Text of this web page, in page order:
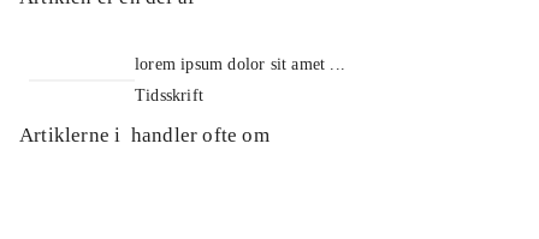
lorem ipsum dolor sit amet ...
Tidsskrift
Artiklerne i handler ofte om